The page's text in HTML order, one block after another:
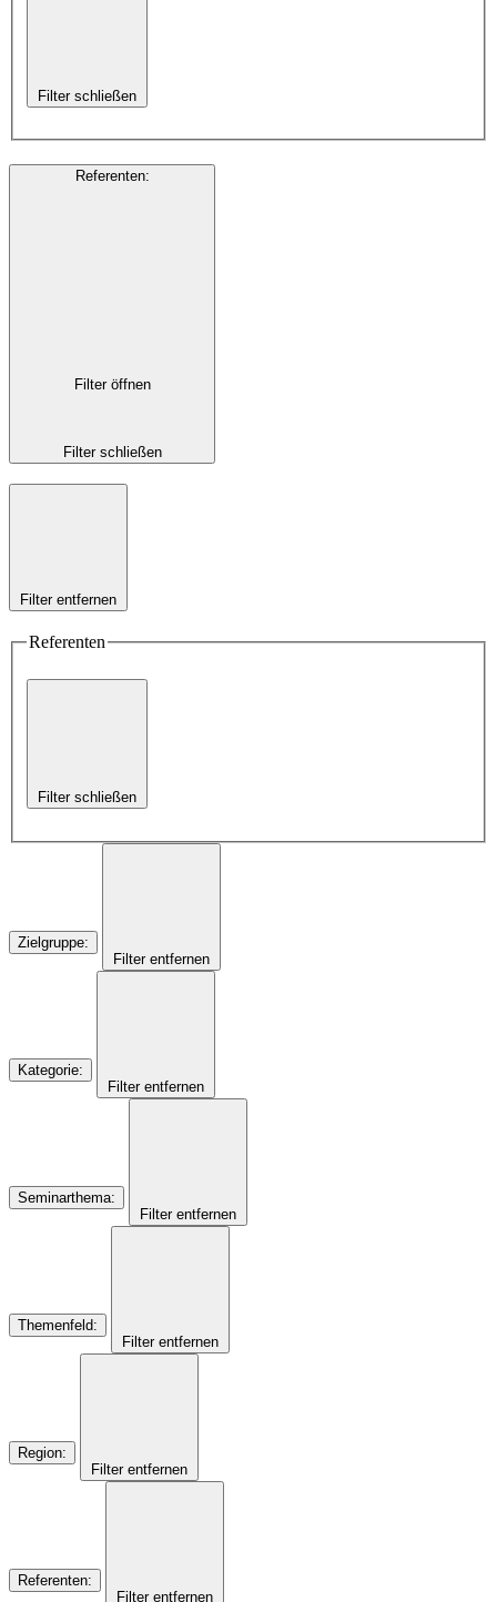
Filter schließen
Referenten:
Filter öffnen
Filter schließen
Filter entfernen
Referenten
Filter schließen
Zielgruppe:
Filter entfernen
Kategorie:
Filter entfernen
Seminarthema:
Filter entfernen
Themenfeld:
Filter entfernen
Region:
Filter entfernen
Referenten:
Filter entfernen